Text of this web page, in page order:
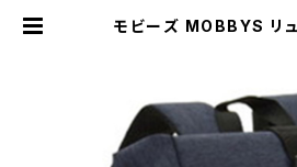
モビーズ MOBBYS リ